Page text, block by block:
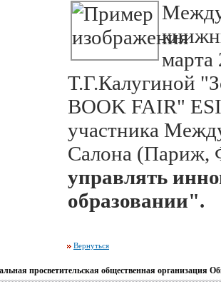
марта
Т.Г.Калугиной
BOOK FAIR"
участника
Салона (Париж,
управлять
образовании".
Вернуться
просветительская общественная организация